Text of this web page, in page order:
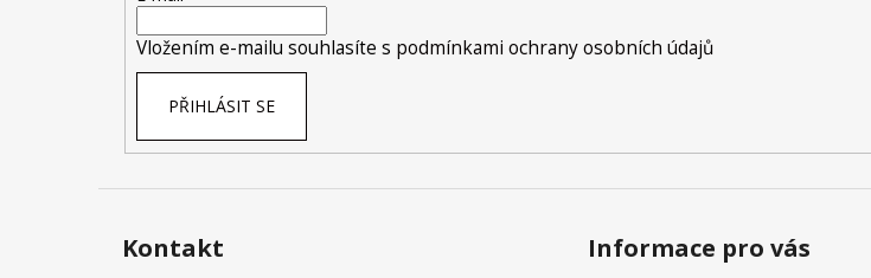
Vložením e-mailu souhlasíte s podmínkami ochrany osobních údajů
PŘIHLÁSIT SE
Kontakt Informace pro vás